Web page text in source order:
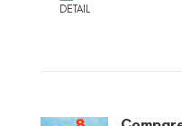
DETAIL